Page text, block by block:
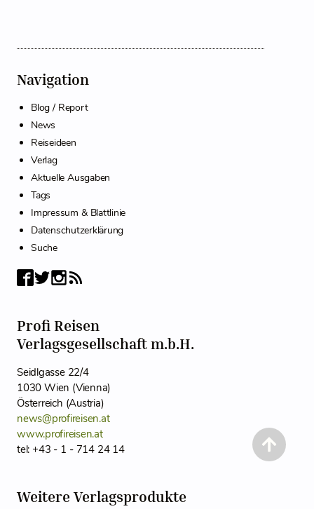
Navigation
Blog / Report
News
Reiseideen
Verlag
Aktuelle Ausgaben
Tags
Impressum & Blattlinie
Datenschutzerklärung
Suche
Profi Reisen
Verlagsgesellschaft m.b.H.
Seidlgasse 22/4
1030 Wien (Vienna)
Österreich (Austria)
news@profireisen.at
www.profireisen.at
tel: +43 - 1 - 714 24 14
Weitere Verlagsprodukte